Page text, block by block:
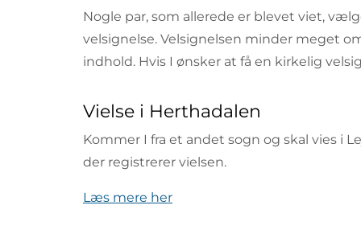
Nogle par, som allerede er blevet viet,
velsignelse. Velsignelsen minder meget
indhold. Hvis I ønsker at få en kirkelig
Vielse i Herthadalen
Kommer I fra et andet sogn og skal vies i
der registrerer vielsen.
Læs mere her